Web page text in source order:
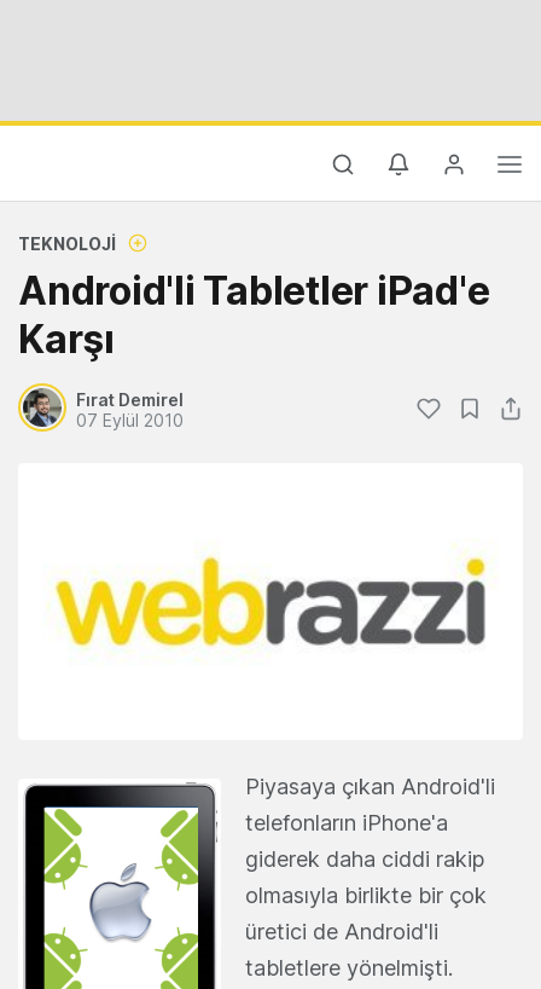
TEKNOLOJI
Android'li Tabletler iPad'e
Karşı
Fırat Demirel
07 Eylül 2010
Piyasaya çıkan Android'li
telefonların iPhone'a
giderek daha ciddi rakip
olmasıyla birlikte bir çok
üretici de Android'li
tabletlere yönelmişti.